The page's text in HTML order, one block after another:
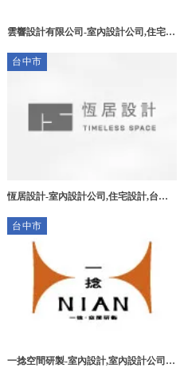
雲響設計有限公司-室內設計公司,住宅設
推薦,中區 室內設計公司
台中市
恆居設計-室內設計公司,住宅設計,台中
台中市
一捻空間研製-室內設計,室內設計公司,